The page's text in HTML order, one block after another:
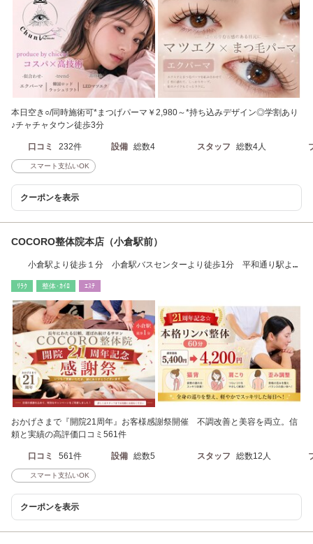
本日空き○/同時施術可*まつげパーマ￥2,980～*持ち込みデザイン◎学割あり
♪チャチャタウン徒歩3分
口コミ 232件 設備 総数4 スタッフ 総数4人
スマート支払いOK
クーポンを表示
COCORO整体院本店（小倉駅前）
小倉駅より徒歩１分 小倉駅バスセンターより徒歩1分 平和通り駅より
ﾘﾗｸ 整体･ｶｲﾛ ｴｽﾃ
おかげさまで『開院21周年』お客様感謝祭開催 不調改善と美容を両立。信
頼と実績の高評価口コミ561件
口コミ 561件 設備 総数5 スタッフ 総数12人
スマート支払いOK
クーポンを表示